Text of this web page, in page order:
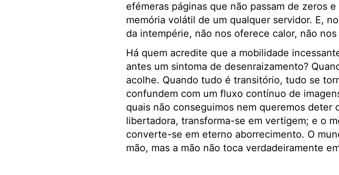
efémeras páginas que não passam de zeros
memória volátil de um qualquer servidor. E,
da intempérie, não nos oferece calor, não
Há quem acredite que a mobilidade
antes um sintoma de desenraizamento?
acolhe. Quando tudo é transitório, tudo se
confundem com um fluxo contínuo de
quais não conseguimos nem queremos deter
libertadora, transforma-se em vertigem; e o
converte-se em eterno aborrecimento. O
mão, mas a mão não toca verdadeiramente